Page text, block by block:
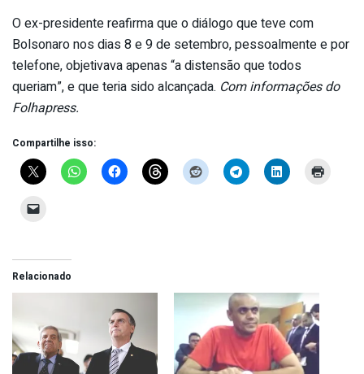
O ex-presidente reafirma que o diálogo que teve com
Bolsonaro nos dias 8 e 9 de setembro, pessoalmente e por
telefone, objetivava apenas “a distensão que todos
queriam”, e que teria sido alcançada. Com informações do
Folhapress.
Compartilhe isso:
Relacionado